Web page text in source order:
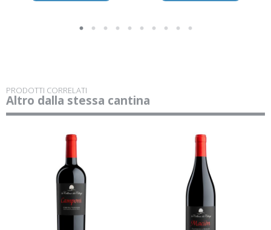
PRODOTTI CORRELATI
Altro dalla stessa cantina